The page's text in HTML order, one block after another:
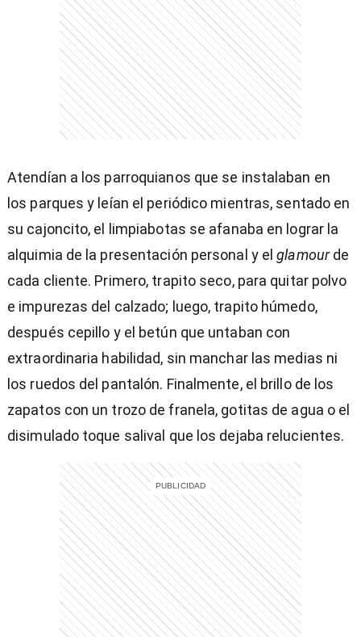
Atendían a los parroquianos que se instalaban en
los parques y leían el periódico mientras, sentado en
su cajoncito, el limpiabotas se afanaba en lograr la
alquimia de la presentación personal y elglamourde
cada cliente. Primero, trapito seco, para quitar polvo
e impurezas del calzado; luego, trapito húmedo,
después cepillo y el betún que untaban con
extraordinaria habilidad, sin manchar las medias ni
los ruedos del pantalón. Finalmente, el brillo de los
zapatos con un trozo de franela, gotitas de agua o el
disimulado toque salival que los dejaba relucientes.